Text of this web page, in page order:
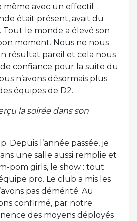
même avec un effectif
était présent, avait du
Tout le monde a élevé son
moment. Nous ne nous
résultat pareil et cela nous
confiance pour la suite du
n’avons désormais plus
équipes de D2.
la soirée dans son
Depuis l’année passée, je
une salle aussi remplie et
pom girls, le show : tout
pro. Le club a mis les
pas démérité. Au
confirmé, par notre
des moyens déployés